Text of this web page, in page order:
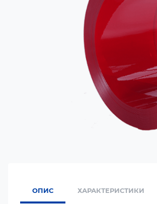
ОПИС ХАРАКТЕРИСТИКИ